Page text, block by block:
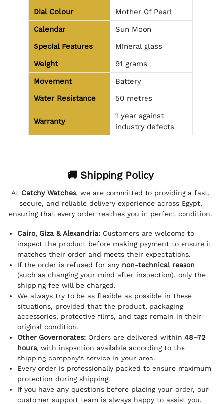
Dial Colour
Mother Of Pearl
Calendar
Sun Moon
Special Features
Mineral glass
Weight
91 grams
Movement
Battery
Water Resistance
50 metres
Warranty
1 year against
industry defects
🚚 Shipping Policy
At Catchy Watches, we are committed to providing a fast,
secure, and reliable delivery experience across Egypt,
ensuring that every order reaches you in perfect condition.
Cairo, Giza & Alexandria: Customers are welcome to
inspect the product before making payment to ensure it
matches their order and meets their expectations.
If the order is refused for any non-technical reason
(such as changing your mind after inspection), only the
shipping fee will be charged.
We always try to be as flexible as possible in these
situations, provided that the product, packaging,
accessories, protective films, and tags remain in their
original condition.
Other Governorates: Orders are delivered within 48–72
hours, with inspection available according to the
shipping company's service in your area.
Every order is professionally packed to ensure maximum
protection during shipping.
If you have any questions before placing your order, our
customer support team is always happy to assist you.